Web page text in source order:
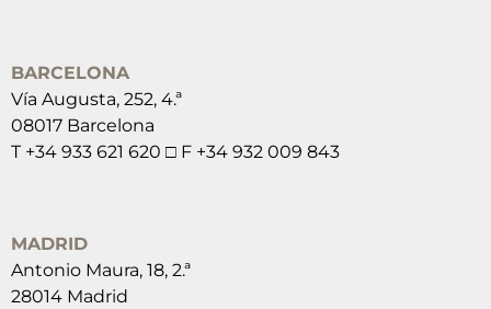
BARCELONA
Vía Augusta, 252, 4.ª
08017 Barcelona
T +34 933 621 620 □ F +34 932 009 843
MADRID
Antonio Maura, 18, 2.ª
28014 Madrid